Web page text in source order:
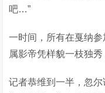
吧…”
一时间，所有在戛纳
属影帝凭样貌一枝独秀
记者恭维到一半，忽